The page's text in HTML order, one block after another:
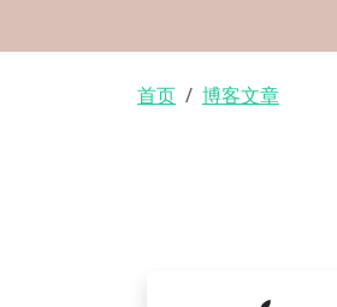
面包屑
首页 博客文章